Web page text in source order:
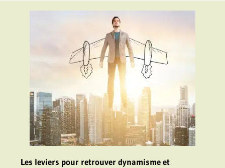
Les leviers pour retrouver dynamisme et